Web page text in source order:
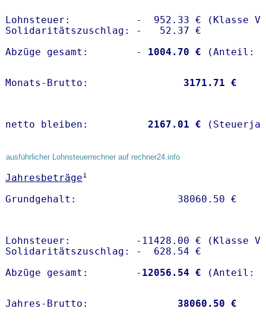
Lohnsteuer:           -  952.33 € (Klasse V)
Solidaritätszuschlag: -   52.37 €
Abzüge gesamt:        -
1004.70 €
Monats-Brutto: 3171.71 €
netto bleiben: 2167.01 €
ausführlicher Lohnsteuerrechner auf rechner24.info
Jahresbeträge1
Lohnsteuer:           -11428.00 € (Klasse V)
Solidaritätszuschlag: -  628.54 €
Abzüge gesamt:        - 12056.54 €
Jahres-Brutto: 38060.50 €